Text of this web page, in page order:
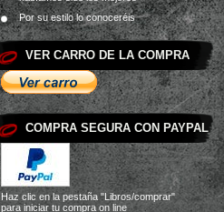
Por su estilo lo conoceréis
VER CARRO DE LA COMPRA
COMPRA SEGURA CON PAYPAL
Haz clic en la pestaña "Libros/comprar"
para iniciar tu compra on line